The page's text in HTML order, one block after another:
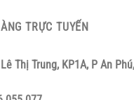
TRỰC TUYẾN
Thị Trung, KP1A, P An